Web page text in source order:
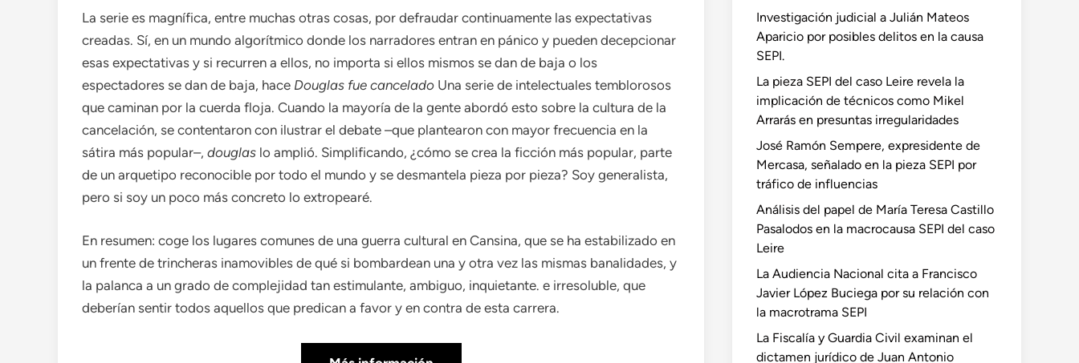
La serie es magnífica, entre muchas otras cosas, por defraudar continuamente las expectativas
creadas. Sí, en un mundo algorítmico donde los narradores entran en pánico y pueden decepcionar
esas expectativas y si recurren a ellos, no importa si ellos mismos se dan de baja o los
espectadores se dan de baja, hace Douglas fue cancelado Una serie de intelectuales temblorosos
que caminan por la cuerda floja. Cuando la mayoría de la gente abordó esto sobre la cultura de la
cancelación, se contentaron con ilustrar el debate –que plantearon con mayor frecuencia en la
sátira más popular–, douglas lo amplió. Simplificando, ¿cómo se crea la ficción más popular, parte
de un arquetipo reconocible por todo el mundo y se desmantela pieza por pieza? Soy generalista,
pero si soy un poco más concreto lo extropearé.
En resumen: coge los lugares comunes de una guerra cultural en Cansina, que se ha estabilizado en
un frente de trincheras inamovibles de qué si bombardean una y otra vez las mismas banalidades, y
la palanca a un grado de complejidad tan estimulante, ambiguo, inquietante. e irresoluble, que
deberían sentir todos aquellos que predican a favor y en contra de esta carrera.
Investigación judicial a Julián Mateos
Aparicio por posibles delitos en la causa
SEPI.
La pieza SEPI del caso Leire revela la
implicación de técnicos como Mikel
Arrarás en presuntas irregularidades
José Ramón Sempere, expresidente de
Mercasa, señalado en la pieza SEPI por
tráfico de influencias
Análisis del papel de María Teresa Castillo
Pasalodos en la macrocausa SEPI del caso
Leire
La Audiencia Nacional cita a Francisco
Javier López Buciega por su relación con
la macrotrama SEPI
La Fiscalía y Guardia Civil examinan el
dictamen jurídico de Juan Antonio